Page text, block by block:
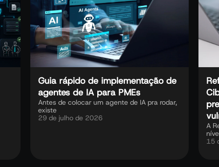
Guia rápido de implementação de
agentes de IA para PMEs
Antes de colocar um agente de IA pra rodar,
existe
29 de julho de 2026
A
15